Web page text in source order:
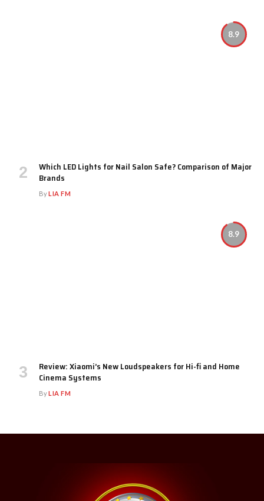
8.9
Which LED Lights for Nail Salon Safe? Comparison of Major
Brands
ByLIA FM
8.9
Review: Xiaomi’s New Loudspeakers for Hi-fi and Home
Cinema Systems
ByLIA FM